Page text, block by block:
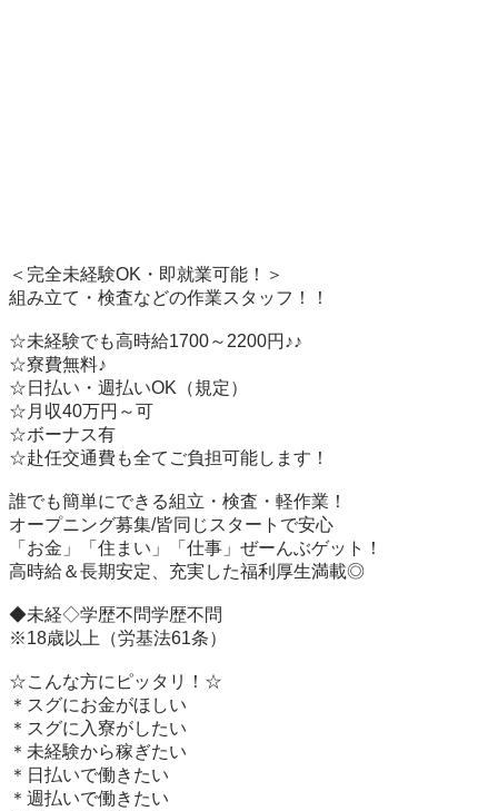
＜完全未経験OK・即就業可能！＞
組み立て・検査などの作業スタッフ！！
☆未経験でも高時給1700～2200円♪♪
☆寮費無料♪
☆日払い・週払いOK（規定）
☆月収40万円～可
☆ボーナス有
☆赴任交通費も全てご負担可能します！
誰でも簡単にできる組立・検査・軽作業！
オープニング募集/皆同じスタートで安心
「お金」「住まい」「仕事」ぜーんぶゲット！
高時給＆長期安定、充実した福利厚生満載◎
◆未経◇学歴不問学歴不問
※18歳以上（労基法61条）
☆こんな方にピッタリ！☆
＊スグにお金がほしい
＊スグに入寮がしたい
＊未経験から稼ぎたい
＊日払いで働きたい
＊週払いで働きたい